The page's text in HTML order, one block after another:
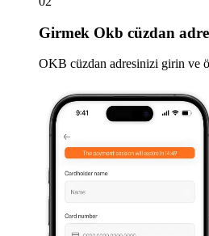
Girmek Okb cüzdan
OKB cüzdan adresinizi girin ve